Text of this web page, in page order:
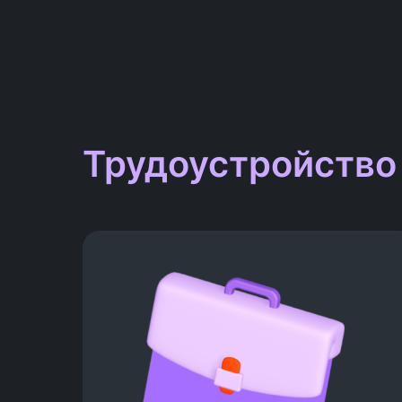
Сотни откликов на вакансии
отправляет наш бот, чтобы
8 собеседований и 2 оффера
— средний результат поиска
2 месяца — стандартный
срок поиска работы